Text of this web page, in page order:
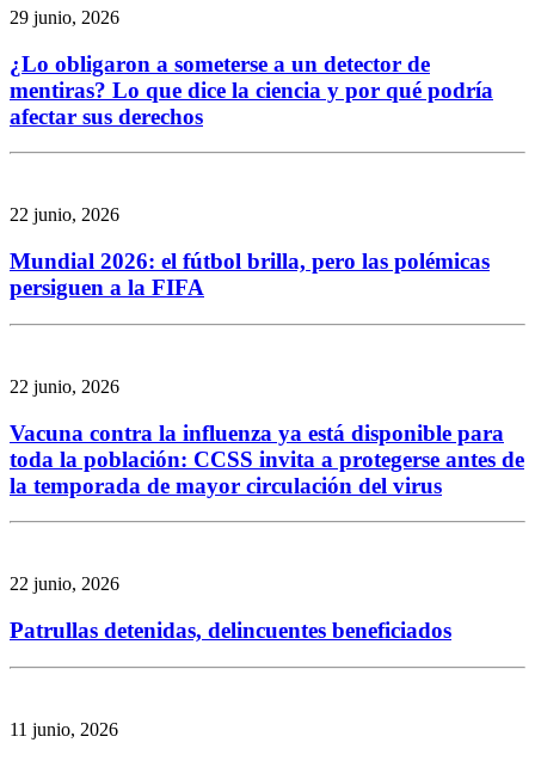
29 junio, 2026
¿Lo obligaron a someterse a un detector de
mentiras? Lo que dice la ciencia y por qué podría
afectar sus derechos
22 junio, 2026
Mundial 2026: el fútbol brilla, pero las polémicas
persiguen a la FIFA
22 junio, 2026
Vacuna contra la influenza ya está disponible para
toda la población: CCSS invita a protegerse antes de
la temporada de mayor circulación del virus
22 junio, 2026
Patrullas detenidas, delincuentes beneficiados
11 junio, 2026